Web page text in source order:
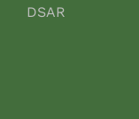
DSAR